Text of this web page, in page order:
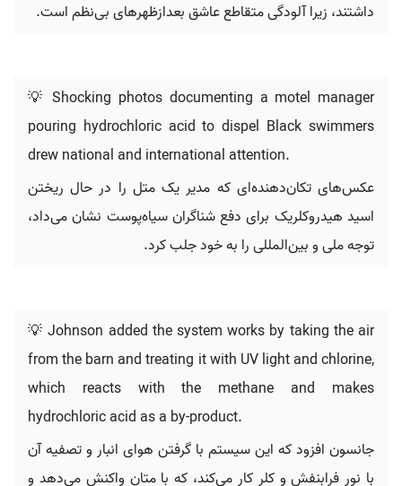
داشتند، زیرا آلودگی متقاطع عاشق بعدازظهرهای بی‌نظم است.
💡 Shocking photos documenting a motel manager
pouring hydrochloric acid to dispel Black swimmers
drew national and international attention.
عکس‌های تکان‌دهنده‌ای که مدیر یک متل را در حال ریختن
اسید هیدروکلریک برای دفع شناگران سیاه‌پوست نشان می‌داد،
توجه ملی و بین‌المللی را به خود جلب کرد.
💡 Johnson added the system works by taking the air
from the barn and treating it with UV light and chlorine,
which reacts with the methane and makes
hydrochloric acid as a by-product.
جانسون افزود که این سیستم با گرفتن هوای انبار و تصفیه آن
با نور فرابنفش و کلر کار می‌کند، که با متان واکنش می‌دهد و